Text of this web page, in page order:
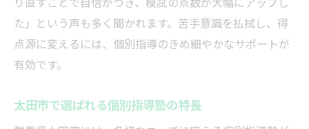
た」という声も多く聞かれます。苦手意識を払拭し、得
点源に変えるには、個別指導のきめ細やかなサポートが
有効です。
太田市で選ばれる個別指導塾の特長